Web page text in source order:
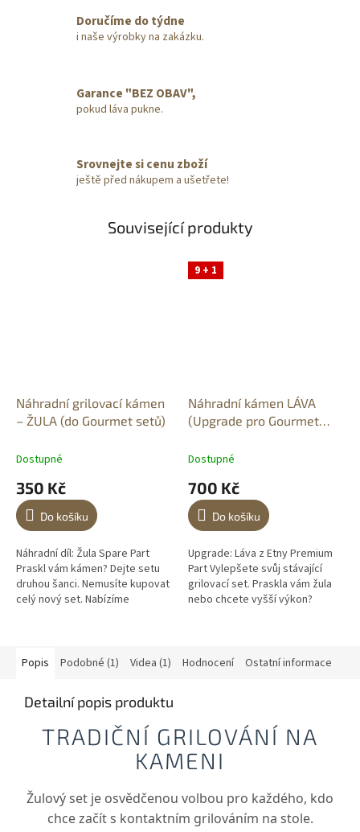
Doručíme do týdne
i naše výrobky na zakázku.
Garance "BEZ OBAV",
pokud láva pukne.
Srovnejte si cenu zboží
ještě před nákupem a ušetřete!
Související produkty
Náhradní grilovací kámen
– ŽULA (do Gourmet setů)
Dostupné
350 Kč
Do košíku
Náhradní díl: Žula Spare Part
Praskl vám kámen? Dejte setu
druhou šanci. Nemusíte kupovat
celý nový set. Nabízíme
9 + 1
Náhradní kámen LÁVA
(Upgrade pro Gourmet
Dostupné
700 Kč
Do košíku
Upgrade: Láva z Etny Premium
Part Vylepšete svůj stávající
grilovací set. Praskla vám žula
nebo chcete vyšší výkon?
Popis Podobné (1) Videa (1) Hodnocení Ostatní informace
Detailní popis produktu
TRADIČNÍ GRILOVÁNÍ NA
KAMENI
Žulový set je osvědčenou volbou pro každého, kdo
chce začít s kontaktním grilováním na stole.